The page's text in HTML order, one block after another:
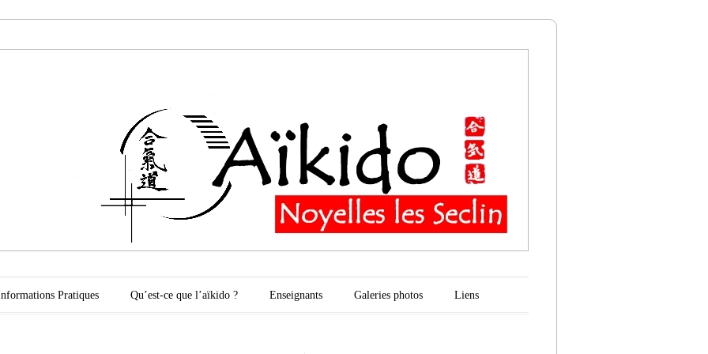
Pratiques Qu’est-ce que l’aïkido ? Enseignants Galeries photos Liens